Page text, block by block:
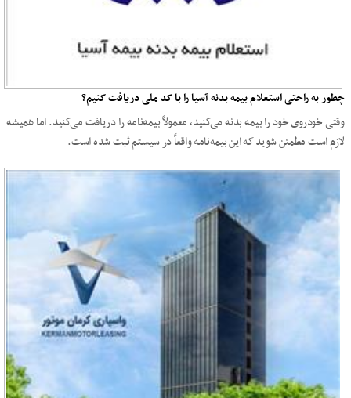
چطور به راحتی استعلام بیمه بدنه آسیا را با کد ملی دریافت کنیم؟
وقتی خودروی خود را بیمه بدنه می‌کنید، معمولاً بیمه‌نامه را دریافت می‌کنید. اما همیشه
لازم است مطمئن شوید که این بیمه‌نامه واقعاً در سیستم ثبت شده است.